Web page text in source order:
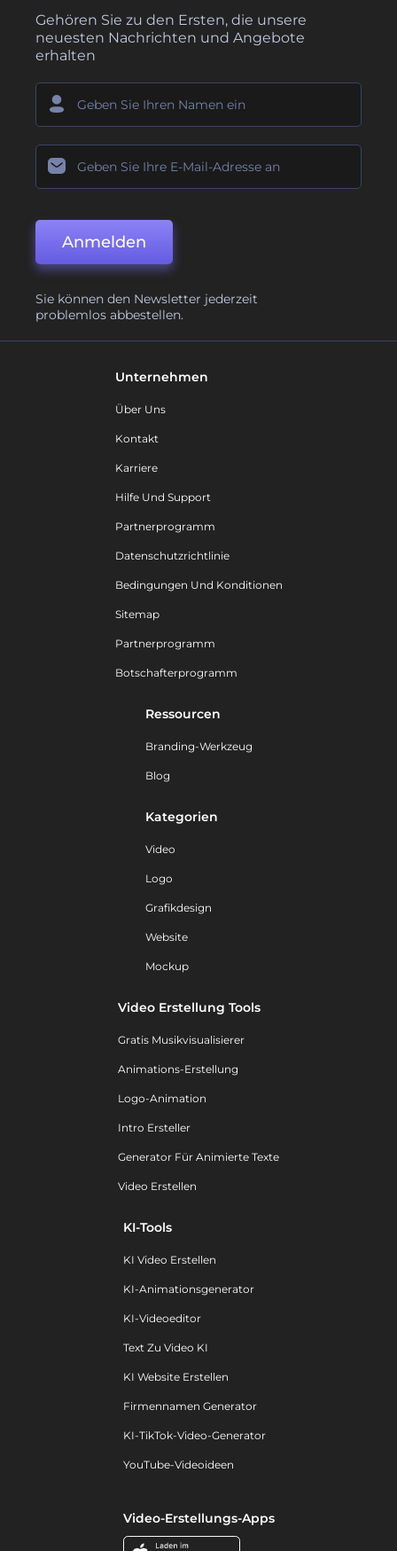
Gehören Sie zu den Ersten, die unsere
neuesten Nachrichten und Angebote
erhalten
Anmelden
Sie können den Newsletter jederzeit
problemlos abbestellen.
Unternehmen
Über Uns
Kontakt
Karriere
Hilfe Und Support
Partnerprogramm
Datenschutzrichtlinie
Bedingungen Und Konditionen
Sitemap
Partnerprogramm
Botschafterprogramm
Ressourcen
Branding-Werkzeug
Blog
Kategorien
Video
Logo
Grafikdesign
Website
Mockup
Video Erstellung Tools
Gratis Musikvisualisierer
Animations-Erstellung
Logo-Animation
Intro Ersteller
Generator Für Animierte Texte
Video Erstellen
KI-Tools
KI Video Erstellen
KI-Animationsgenerator
KI-Videoeditor
Text Zu Video KI
KI Website Erstellen
Firmennamen Generator
KI-TikTok-Video-Generator
YouTube-Videoideen
Video-Erstellungs-Apps